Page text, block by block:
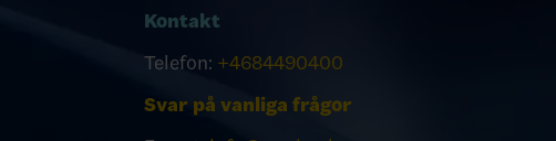
Kontakt
Telefon: +4684490400
Svar på vanliga frågor